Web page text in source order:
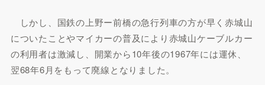
しかし、国鉄の上野ー前橋の急行列車の方が早く赤城山
についたことやマイカーの普及により赤城山ケーブルカー
の利用者は激減し、開業から10年後の1967年には運休、
翌68年6月をもって廃線となりました。